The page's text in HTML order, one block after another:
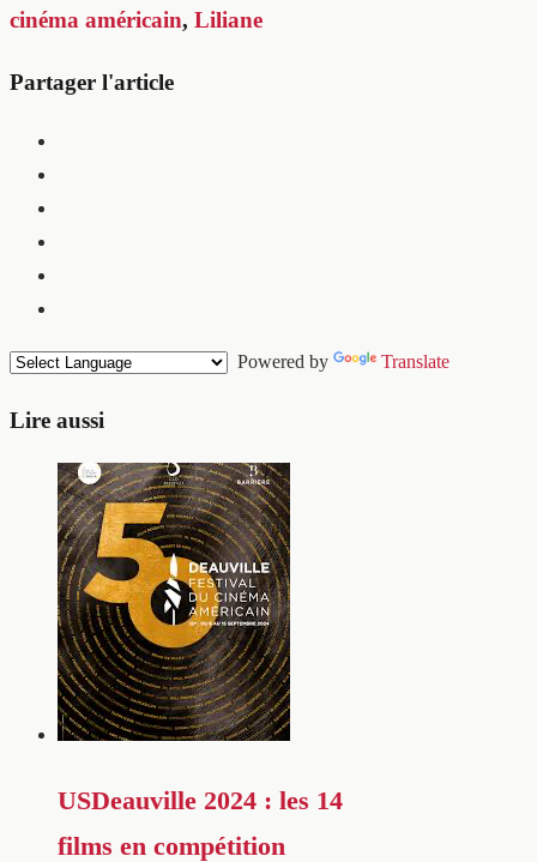
cinéma américain, Liliane
Partager l'article
Powered by Translate
Lire aussi
USDeauville 2024 : les 14
films en compétition